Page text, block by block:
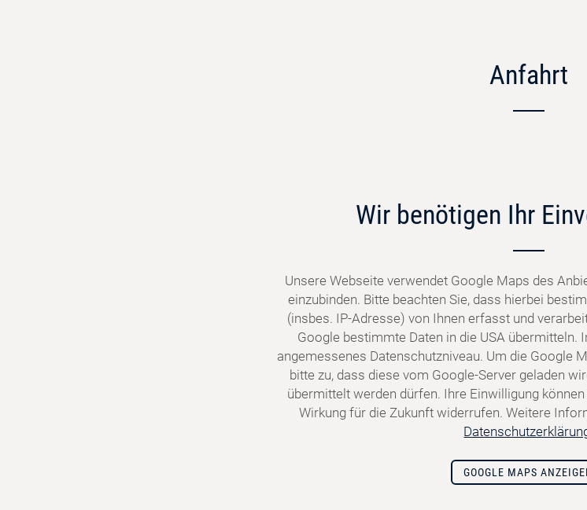
Anfahrt
Wir benötigen Ihr
Unsere Webseite verwendet Google Maps des
einzubinden. Bitte beachten Sie, dass hierbei
(insbes. IP-Adresse) von Ihnen erfasst und
Google bestimmte Daten in die USA übermitteln.
angemessenes Datenschutzniveau. Um die Google
bitte zu, dass diese vom Google-Server geladen
übermittelt werden dürfen. Ihre Einwilligung
Wirkung für die Zukunft widerrufen. Weitere
GOOGLE MAPS